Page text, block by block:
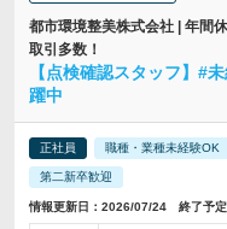
都市環境整美株式会社 | 年
取引多数！
【点検確認スタッフ】#
躍中
正社員 職種・業種未経験OK
第二新卒歓迎
情報更新日：2026/07/24 終了予